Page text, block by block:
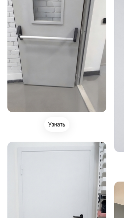
Узнать